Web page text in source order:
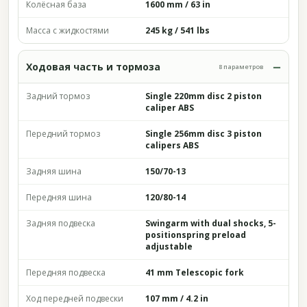
Колёсная база 1600 mm / 63 in
Масса с жидкостями 245 kg / 541 lbs
Ходовая часть и тормоза 8 параметров
Задний тормоз
Single 220mm disc 2 piston
caliper ABS
Передний тормоз
Single 256mm disc 3 piston
calipers ABS
Задняя шина 150/70-13
Передняя шина 120/80-14
Задняя подвеска
Swingarm with dual shocks, 5-
positionspring preload
adjustable
Передняя подвеска 41 mm Telescopic fork
Ход передней подвески 107 mm / 4.2 in